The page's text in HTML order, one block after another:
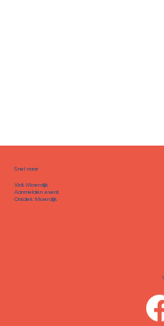
Snel naar
Visit Moerdijk
Aanmelden event
Ontdek Moerdijk